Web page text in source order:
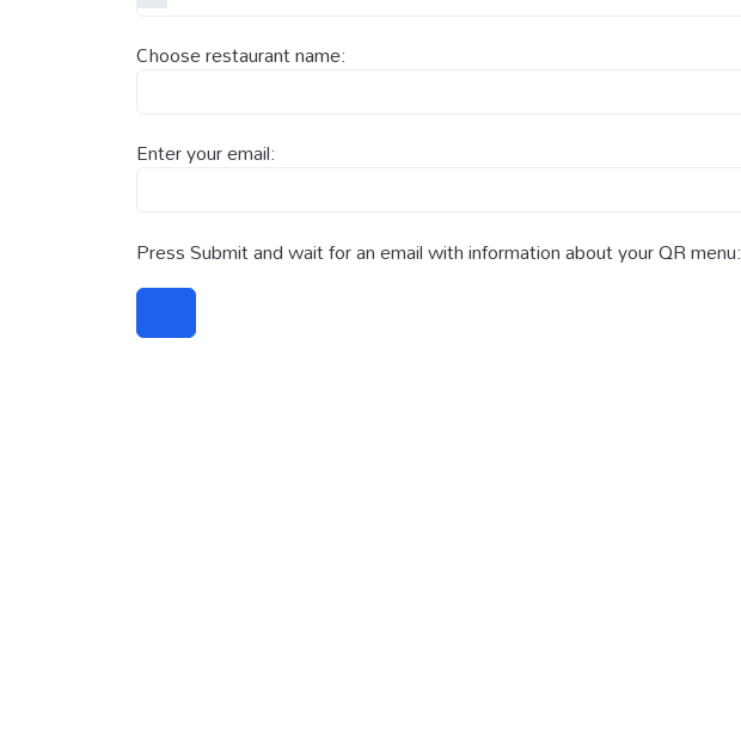
Choose restaurant name:
Enter your email:
Press Submit and wait for an email with information about your QR menu: